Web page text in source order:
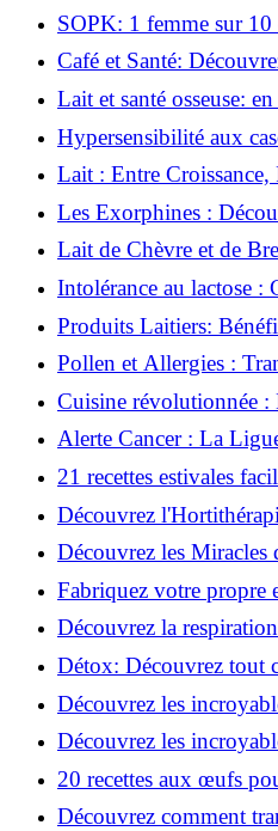
santé : un super-aliment !
SOPK: 1 femme sur
comment l'alimentation
aider.
Café et Santé:
et Risques!
Lait et santé osseuse:
besoin pour des os
Hypersensibilité aux
Comprendre pour
Lait : Entre Croissance,
Quelle Réalité ?
Les Exorphines :
Miraculeux Cachés
Lait de Chèvre et de
Vous Devez Savoir!
Intolérance au lactose :
pour mieux vivre !
Produits Laitiers:
Santé?
Pollen et Allergies :
havre apaisant !
Cuisine révolutionnée :
essentielles à utiliser !
Alerte Cancer : La
soleil avec une
21 recettes estivales
moins de 5 ingrédients!
Découvrez
Incroyables pour la
Découvrez les
Peau et les Cheveux!
Fabriquez votre propre
méthode simple et
Découvrez la
votre effort !
Détox: Découvrez tout
maintenant!
Découvrez les
votre santé!
Découvrez les
nordique !
20 recettes aux œufs
savoureux!
Découvrez comment